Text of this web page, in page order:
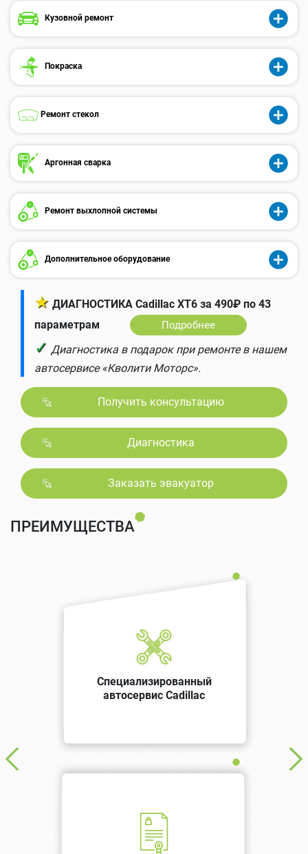
Кузовной ремонт
Покраска
Ремонт стекол
Аргонная сварка
Ремонт выхлопной системы
Дополнительное оборудование
★ ДИАГНОСТИКА Cadillac XT6 за 490₽ по 43
параметрам
Подробнее
✓ Диагностика в подарок при ремонте в нашем
автосервисе «Кволити Моторс».
Получить консультацию
Диагностика
Заказать эвакуатор
ПРЕИМУЩЕСТВА
Специализированный
автосервис Cadillac